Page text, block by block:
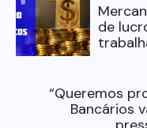
de
“Queremos
Bancários